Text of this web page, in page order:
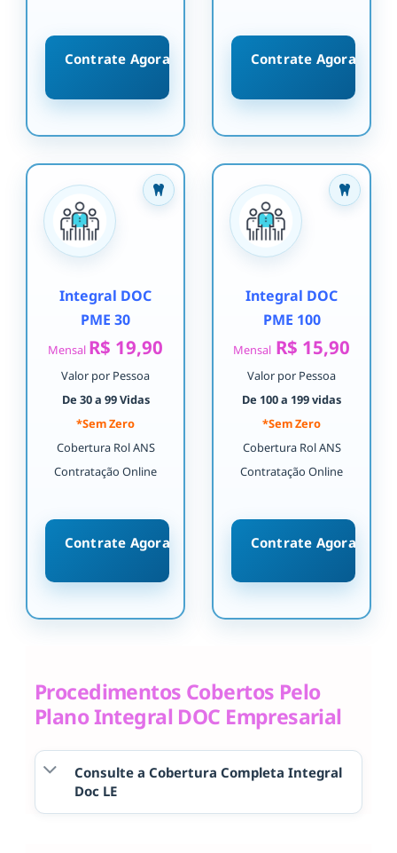
Contrate Agora Contrate Agora
Integral DOC
PME 30
Mensal R$ 19,90
Valor por Pessoa
De 30 a 99 Vidas
*Sem Zero
Cobertura Rol ANS
Contratação Online
Contrate Agora
Integral DOC
PME 100
Mensal R$ 15,90
Valor por Pessoa
De 100 a 199 vidas
*Sem Zero
Cobertura Rol ANS
Contratação Online
Contrate Agora
Procedimentos Cobertos Pelo
Plano Integral DOC Empresarial
Consulte a Cobertura Completa Integral
Doc LE